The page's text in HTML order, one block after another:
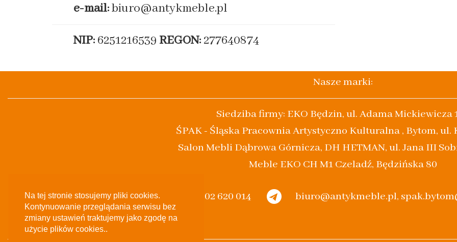
Na tej stronie stosujemy pliki cookies.
Kontynuowanie przeglądania serwisu bez
zmiany ustawień traktujemy jako zgodę na
użycie plików cookies..
e-mail:biuro@antykmeble.pl
NIP: 6251216539 REGON: 277640874
Nasze marki:
Siedziba firmy: EKO Będzin, ul. Adama Mickiewicza
ŚPAK - Śląska Pracownia Artystyczno Kulturalna , Bytom, ul.
Salon Mebli Dąbrowa Górnicza, DH HETMAN, ul. Jana III
Meble EKO CH M1 Czeladź, Będzińska 80
(+48) 502 620 014 biuro@antykmeble.pl,